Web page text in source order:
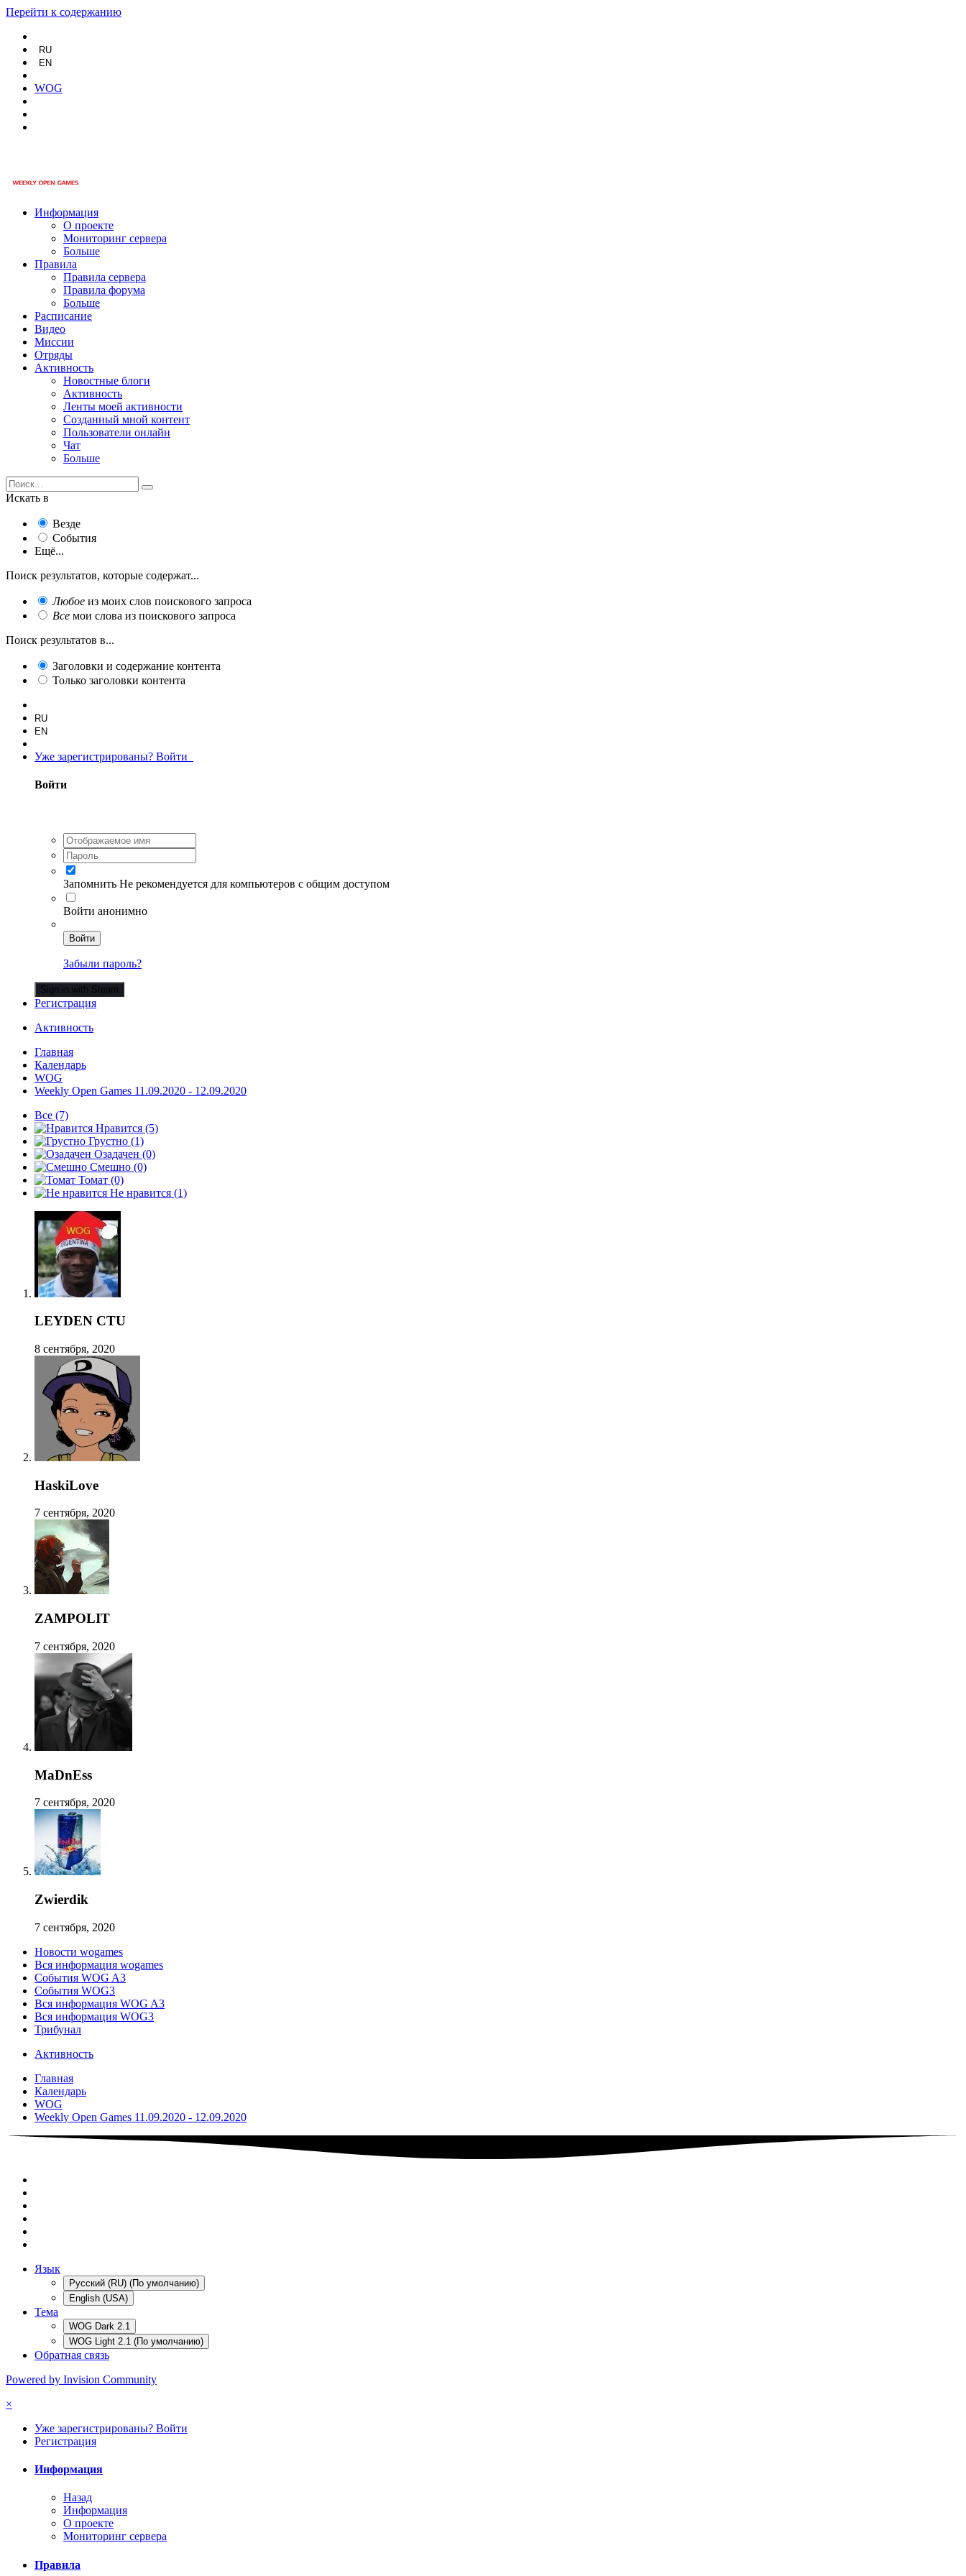
Перейти к содержанию
RU
EN
WOG
Информация
О проекте
Мониторинг сервера
Больше
Правила
Правила сервера
Правила форума
Больше
Расписание
Видео
Миссии
Отряды
Активность
Новостные блоги
Активность
Ленты моей активности
Созданный мной контент
Пользователи онлайн
Чат
Больше
Искать в
Везде
События
Ещё...
Поиск результатов, которые содержат...
Любое из моих слов поискового запроса
Все мои слова из поискового запроса
Поиск результатов в...
Заголовки и содержание контента
Только заголовки контента
RU
EN
Уже зарегистрированы? Войти
Войти
Запомнить Не рекомендуется для компьютеров с общим доступом
Войти анонимно
Войти
Забыли пароль?
Sign in with Steam
Регистрация
Активность
Главная
Календарь
WOG
Weekly Open Games 11.09.2020 - 12.09.2020
Все (7)
Нравится (5)
Грустно (1)
Озадачен (0)
Смешно (0)
Томат (0)
Не нравится (1)
LEYDEN CTU
8 сентября, 2020
HaskiLove
7 сентября, 2020
ZAMPOLIT
7 сентября, 2020
MaDnEss
7 сентября, 2020
Zwierdik
7 сентября, 2020
Новости wogames
Вся информация wogames
События WOG A3
События WOG3
Вся информация WOG A3
Вся информация WOG3
Трибунал
Активность
Главная
Календарь
WOG
Weekly Open Games 11.09.2020 - 12.09.2020
Язык
Русский (RU) (По умолчанию)
English (USA)
Тема
WOG Dark 2.1
WOG Light 2.1 (По умолчанию)
Обратная связь
Powered by Invision Community
×
Уже зарегистрированы? Войти
Регистрация
Информация
Назад
Информация
О проекте
Мониторинг сервера
Правила